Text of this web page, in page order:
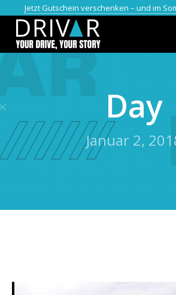
Jetzt Gutschein verschenken – und im
Day
Januar 2,